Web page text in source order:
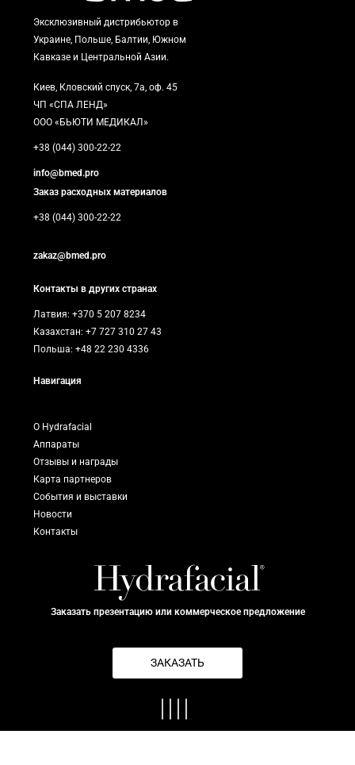
Эксклюзивный дистрибьютор в
Украине, Польше, Балтии, Южном
Кавказе и Центральной Азии.
Киев, Кловский спуск, 7а, оф. 45
ЧП «СПА ЛЕНД»
ООО «БЬЮТИ МЕДИКАЛ»
+38 (044) 300-22-22
info@bmed.pro
Заказ расходных материалов
+38 (044) 300-22-22
zakaz@bmed.pro
Контакты в других странах
Латвия: +370 5 207 8234
Казахстан: +7 727 310 27 43
Польша: +48 22 230 4336
Навигация
О Hydrafacial
Аппараты
Отзывы и награды
Карта партнеров
События и выставки
Новости
Контакты
Заказать презентацию или коммерческое предложение
ЗАКАЗАТЬ